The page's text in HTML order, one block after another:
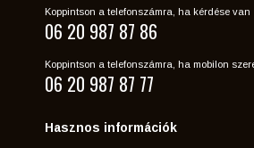
Koppintson a telefonszámra, ha kérdése van
06 20 987 87 86
Koppintson a telefonszámra, ha mobilon
06 20 987 87 77
Hasznos információk